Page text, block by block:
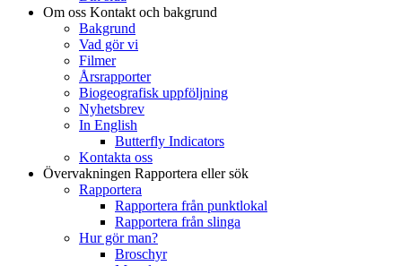
Om oss Kontakt och bakgrund
Bakgrund
Vad gör vi
Filmer
Årsrapporter
Biogeografisk uppföljning
Nyhetsbrev
In English
Butterfly Indicators
Kontakta oss
Övervakningen Rapportera eller sök
Rapportera
Rapportera från punktlokal
Rapportera från slinga
Hur gör man?
Broschyr